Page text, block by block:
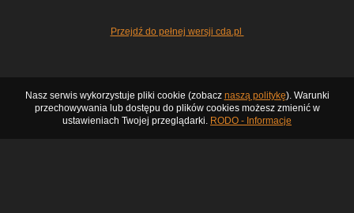
Przejdź do pełnej wersji cda.pl
Nasz serwis wykorzystuje pliki cookie (zobacz naszą politykę). Warunki
przechowywania lub dostępu do plików cookies możesz zmienić w
ustawieniach Twojej przeglądarki. RODO - Informacje